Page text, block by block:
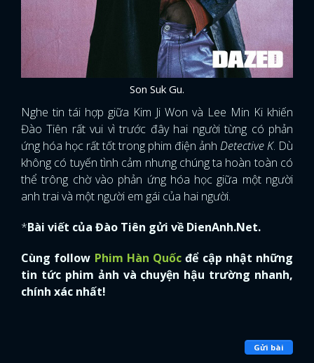
Son Suk Gu.
Nghe tin tái hợp giữa Kim Ji Won và Lee Min Ki khiến
Đào Tiên rất vui vì trước đây hai người từng có phản
ứng hóa học rất tốt trong phim điện ảnh Detective K. Dù
không có tuyến tình cảm nhưng chúng ta hoàn toàn có
thể trông chờ vào phản ứng hóa học giữa một người
anh trai và một người em gái của hai người.
*Bài viết của Đào Tiên gửi về DienAnh.Net.
Cùng follow Phim Hàn Quốcđể cập nhật những
tin tức phim ảnh và chuyện hậu trường nhanh,
chính xác nhất!
Gửi bài